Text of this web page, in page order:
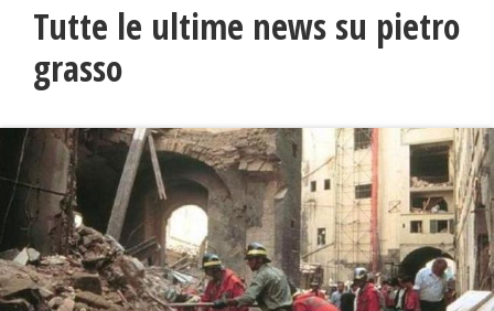
Tutte le ultime news su pietro
grasso